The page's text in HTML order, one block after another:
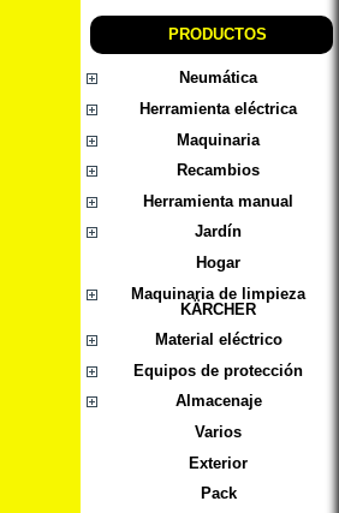
PRODUCTOS
Neumática
Herramienta eléctrica
Maquinaria
Recambios
Herramienta manual
Jardín
Hogar
Maquinaria de limpieza
KÄRCHER
Material eléctrico
Equipos de protección
Almacenaje
Varios
Exterior
Pack